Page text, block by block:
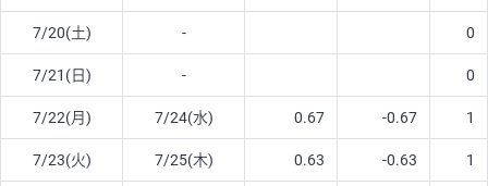
7/20(土) - 0
7/21(日) - 0
7/22(月) 7/24(水) 0.67 -0.67 1
7/23(火) 7/25(木) 0.63 -0.63 1